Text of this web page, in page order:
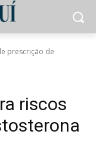
prescrição de
riscos